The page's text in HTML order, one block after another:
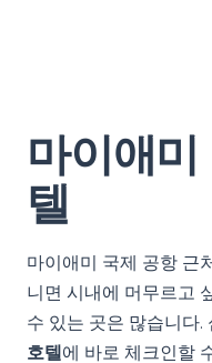
마이애
텔
마이애미 국제 공항 근
니면 시내에 머무르고
수 있는 곳은 많습니다.
호텔에 바로 체크인할